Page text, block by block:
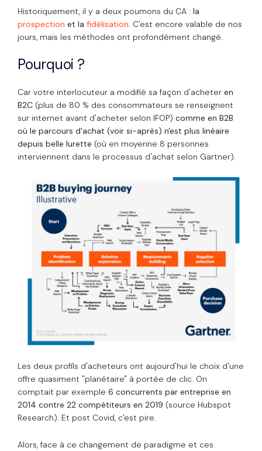
Historiquement, il y a deux poumons du CA : la
prospection et la fidélisation. C'est encore valable de nos
jours, mais les méthodes ont profondément changé.
Pourquoi ?
Car votre interlocuteur a modifié sa façon d'acheter en
B2C (plus de 80 % des consommateurs se renseignent
sur internet avant d'acheter selon IFOP) comme en B2B
où le parcours d'achat (voir si-après) n'est plus linéaire
depuis belle lurette (où en moyenne 8 personnes
interviennent dans le processus d'achat selon Gartner).
Les deux profils d'acheteurs ont aujourd'hui le choix d'une
offre quasiment "planétaire" à portée de clic. On
comptait par exemple 6 concurrents par entreprise en
2014 contre 22 compétiteurs en 2019 (source Hubspot
Research). Et post Covid, c'est pire.
Alors, face à ce changement de paradigme et ces